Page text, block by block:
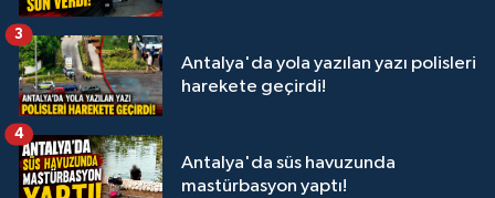
Antalya'da yola yazılan yazı polisleri
harekete geçirdi!
3
Antalya'da süs havuzunda
mastürbasyon yaptı!
4